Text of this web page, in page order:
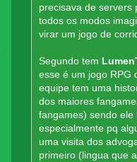
precisava de servers
todos os modos
virar um jogo de
Segundo tem
esse é um jogo RPG
equipe tem uma
dos maiores
fangames) sendo ele
especialmente pq
uma visita dos
primeiro (lingua que